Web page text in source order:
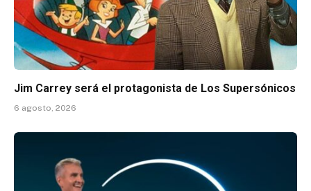
Jim Carrey será el protagonista de Los Supersónicos
6 agosto, 2026